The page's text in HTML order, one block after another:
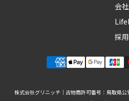
会
採
株式会社グリニッチ｜古物商許可番号：鳥取県